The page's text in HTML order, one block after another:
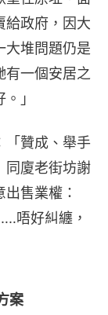
給政府，因大
大堆問題仍是
有一個安居之
」
「贊成、舉手
同廈老街坊謝
售業權：
唔好糾纏，
案